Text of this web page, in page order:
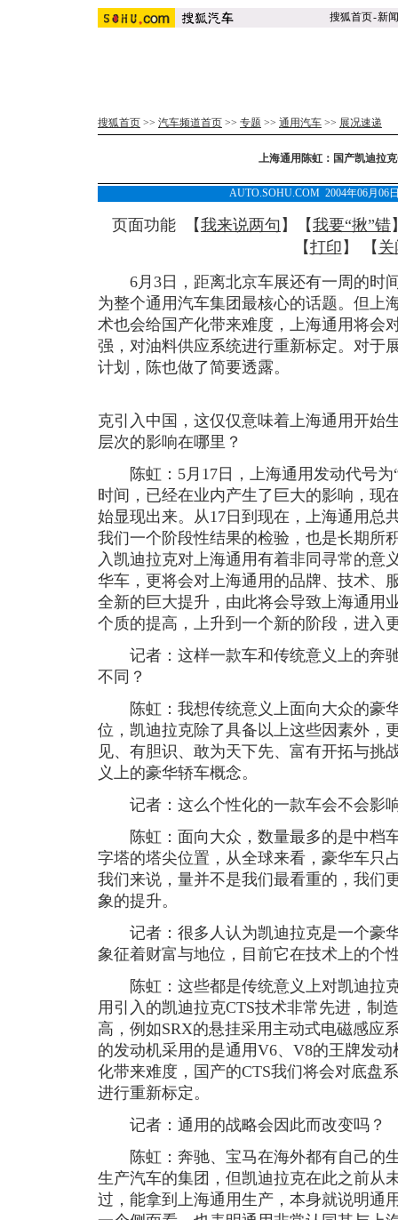
搜狐首页-新闻
搜狐首页 >> 汽车频道首页 >> 专题 >> 通用汽车 >> 展况速递
上海通用陈虹：国产凯迪拉
AUTO.SOHU.COM 2004年06月
页面功能 【我来说两句 】【我要“揪”错
【打印 】 【 关
6月3日，距离北京车展还有一周的时
为整个通用汽车集团最核心的话题。但上
术也会给国产化带来难度，上海通用将会
强，对油料供应系统进行重新标定。对于
计划，陈也做了简要透露。
克引入中国，这仅仅意味着上海通用开始
层次的影响在哪里？
陈虹：5月17日，上海通用发动代号为“
时间，已经在业内产生了巨大的影响，现
始显现出来。从17日到现在，上海通用总
我们一个阶段性结果的检验，也是长期所
入凯迪拉克对上海通用有着非同寻常的意
华车，更将会对上海通用的品牌、技术、
全新的巨大提升，由此将会导致上海通用
个质的提高，上升到一个新的阶段，进入
记者：这样一款车和传统意义上的奔
不同？
陈虹：我想传统意义上面向大众的豪
位，凯迪拉克除了具备以上这些因素外，
见、有胆识、敢为天下先、富有开拓与挑
义上的豪华轿车概念。
记者：这么个性化的一款车会不会影
陈虹：面向大众，数量最多的是中档
字塔的塔尖位置，从全球来看，豪华车只
我们来说，量并不是我们最看重的，我们
象的提升。
记者：很多人认为凯迪拉克是一个豪
象征着财富与地位，目前它在技术上的个
陈虹：这些都是传统意义上对凯迪拉
用引入的凯迪拉克CTS技术非常先进，制
高，例如SRX的悬挂采用主动式电磁感应
的发动机采用的是通用V6、V8的王牌发
化带来难度，国产的CTS我们将会对底盘
进行重新标定。
记者：通用的战略会因此而改变吗？
陈虹：奔驰、宝马在海外都有自己的
生产汽车的集团，但凯迪拉克在此之前从
过，能拿到上海通用生产，本身就说明通